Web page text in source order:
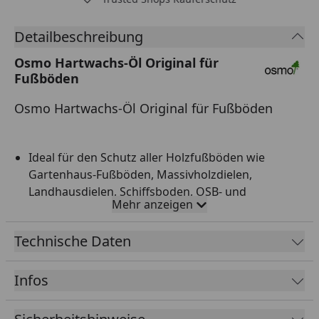
Detailbeschreibung
Osmo Hartwachs-Öl Original für
Fußböden
Osmo Hartwachs-Öl Original für Fußböden
Ideal für den Schutz aller Holzfußböden wie
Gartenhaus-Fußböden, Massivholzdielen,
Landhausdielen, Schiffsboden, OSB- und
Korkfußböden sowie Möbeloberflächen
Kinderspielzeug
Mehr anzeigen
Technische Daten
Infos